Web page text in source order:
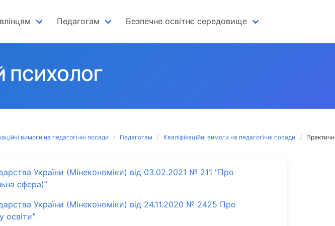
Педагогам Безпечне освітнє середовище
ПСИХОЛОГ
вимоги на педагогічні посади Педагогам Кваліфікаційні вимоги на педагогічні посади
України (Мінекономіки) від 03.02.2021 № 211 “Про
сфера)”
України (Мінекономіки) від 24.11.2020 № 2425 Про
освітиˮ